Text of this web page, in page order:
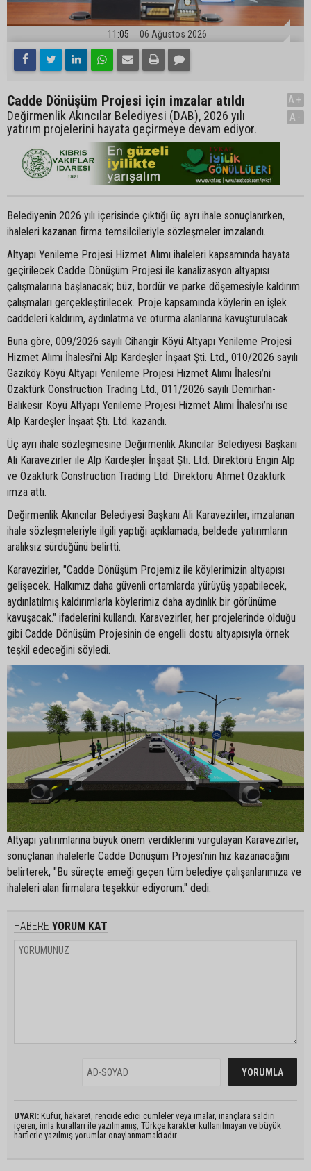
11:05 06 Ağustos 2026
Cadde Dönüşüm Projesi için imzalar atıldı
Değirmenlik Akıncılar Belediyesi (DAB), 2026 yılı
yatırım projelerini hayata geçirmeye devam ediyor.
A+
A-
Belediyenin 2026 yılı içerisinde çıktığı üç ayrı ihale sonuçlanırken,
ihaleleri kazanan firma temsilcileriyle sözleşmeler imzalandı.
Altyapı Yenileme Projesi Hizmet Alımı ihaleleri kapsamında hayata
geçirilecek Cadde Dönüşüm Projesi ile kanalizasyon altyapısı
çalışmalarına başlanacak; büz, bordür ve parke döşemesiyle kaldırım
çalışmaları gerçekleştirilecek. Proje kapsamında köylerin en işlek
caddeleri kaldırım, aydınlatma ve oturma alanlarına kavuşturulacak.
Buna göre, 009/2026 sayılı Cihangir Köyü Altyapı Yenileme Projesi
Hizmet Alımı İhalesi’ni Alp Kardeşler İnşaat Şti. Ltd., 010/2026 sayılı
Gaziköy Köyü Altyapı Yenileme Projesi Hizmet Alımı İhalesi’ni
Özaktürk Construction Trading Ltd., 011/2026 sayılı Demirhan-
Balıkesir Köyü Altyapı Yenileme Projesi Hizmet Alımı İhalesi’ni ise
Alp Kardeşler İnşaat Şti. Ltd. kazandı.
Üç ayrı ihale sözleşmesine Değirmenlik Akıncılar Belediyesi Başkanı
Ali Karavezirler ile Alp Kardeşler İnşaat Şti. Ltd. Direktörü Engin Alp
ve Özaktürk Construction Trading Ltd. Direktörü Ahmet Özaktürk
imza attı.
Değirmenlik Akıncılar Belediyesi Başkanı Ali Karavezirler, imzalanan
ihale sözleşmeleriyle ilgili yaptığı açıklamada, beldede yatırımların
aralıksız sürdüğünü belirtti.
Karavezirler, "Cadde Dönüşüm Projemiz ile köylerimizin altyapısı
gelişecek. Halkımız daha güvenli ortamlarda yürüyüş yapabilecek,
aydınlatılmış kaldırımlarla köylerimiz daha aydınlık bir görünüme
kavuşacak." ifadelerini kullandı. Karavezirler, her projelerinde olduğu
gibi Cadde Dönüşüm Projesinin de engelli dostu altyapısıyla örnek
teşkil edeceğini söyledi.
Altyapı yatırımlarına büyük önem verdiklerini vurgulayan Karavezirler,
sonuçlanan ihalelerle Cadde Dönüşüm Projesi'nin hız kazanacağını
belirterek, "Bu süreçte emeği geçen tüm belediye çalışanlarımıza ve
ihaleleri alan firmalara teşekkür ediyorum." dedi.
HABERE YORUM KAT
UYARI: Küfür, hakaret, rencide edici cümleler veya imalar, inançlara saldırı
içeren, imla kuralları ile yazılmamış, Türkçe karakter kullanılmayan ve büyük
harflerle yazılmış yorumlar onaylanmamaktadır.